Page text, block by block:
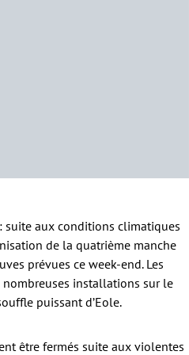
suite aux conditions climatiques
de la quatrième manche
prévues ce week-end. Les
installations sur le
puissant d’Eole.
être fermés suite aux violentes